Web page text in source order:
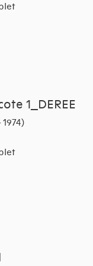
1_DEREE